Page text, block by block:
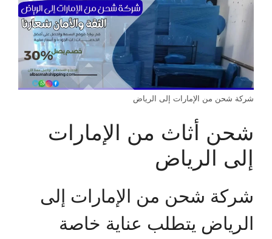
شركة شحن من الإمارات إلى الرياض
شحن أثاث من الإمارات
إلى الرياض
شركة شحن من الإمارات إلى
الرياض يتطلب عناية خاصة